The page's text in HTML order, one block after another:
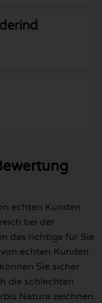
echten Kunden
bei der
das richtige für Sie
echten Kunden
Sie sicher
die schlechten
Natura zeichnen.